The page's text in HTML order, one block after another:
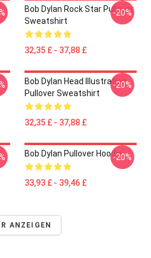
Bob Dylan Rock Star Pullover
Sweatshirt
32,35 £ - 37,88 £
-20%
Bob Dylan Head Illustration
Pullover Sweatshirt
32,35 £ - 37,88 £
-20%
Bob Dylan Pullover Hoodie
33,93 £ - 39,46 £
-20%
ANZEIGEN